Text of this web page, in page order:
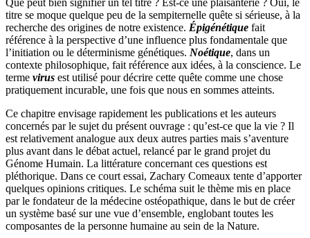
titre se moque quelque peu de la sempiternelle quête si sérieuse, à la
recherche des origines de notre existence. Épigénétique fait
référence à la perspective d’une influence plus fondamentale que
l’initiation ou le déterminisme génétiques. Noétique, dans un
contexte philosophique, fait référence aux idées, à la conscience. Le
terme virus est utilisé pour décrire cette quête comme une chose
pratiquement incurable, une fois que nous en sommes atteints.
Ce chapitre envisage rapidement les publications et les auteurs
concernés par le sujet du présent ouvrage : qu’est-ce que la vie ? Il
est relativement analogue aux deux autres parties mais s’aventure
plus avant dans le débat actuel, relancé par le grand projet du
Génome Humain. La littérature concernant ces questions est
pléthorique. Dans ce court essai, Zachary Comeaux tente d’apporter
quelques opinions critiques. Le schéma suit le thème mis en place
par le fondateur de la médecine ostéopathique, dans le but de créer
un système basé sur une vue d’ensemble, englobant toutes les
composantes de la personne humaine au sein de la Nature.